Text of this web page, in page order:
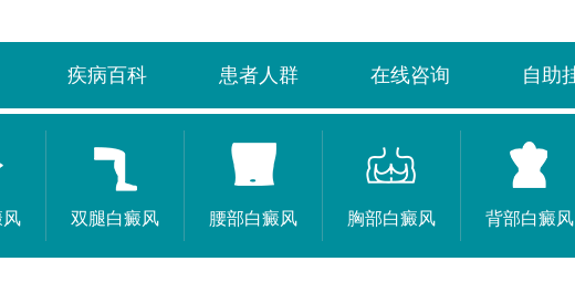
疾病百科 患者人群 在线咨询 自助
风 双腿白癜风 腰部白癜风 胸部白癜风 背部白癜风